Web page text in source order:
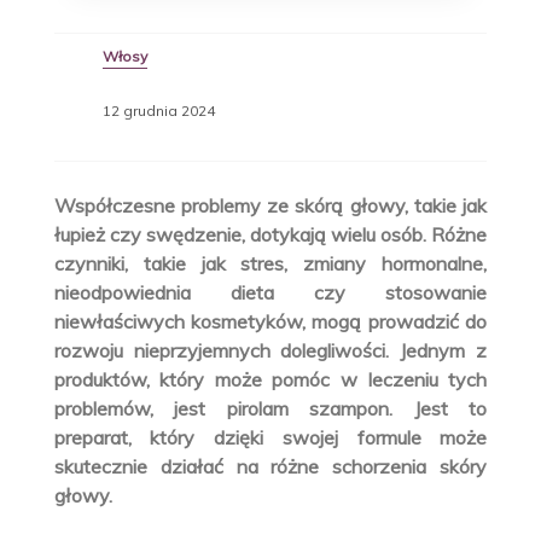
Włosy
12 grudnia 2024
Współczesne problemy ze skórą głowy, takie jak
łupież czy swędzenie, dotykają wielu osób. Różne
czynniki, takie jak stres, zmiany hormonalne,
nieodpowiednia dieta czy stosowanie
niewłaściwych kosmetyków, mogą prowadzić do
rozwoju nieprzyjemnych dolegliwości. Jednym z
produktów, który może pomóc w leczeniu tych
problemów, jest pirolam szampon. Jest to
preparat, który dzięki swojej formule może
skutecznie działać na różne schorzenia skóry
głowy.